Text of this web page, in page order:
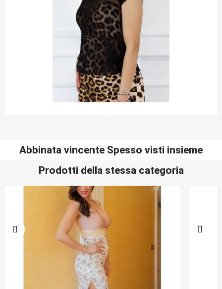
Abbinata vincente Spesso visti insieme
Prodotti della stessa categoria